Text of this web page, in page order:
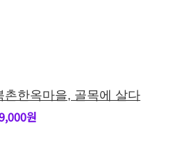
촌한옥마을, 골목에 살다
원